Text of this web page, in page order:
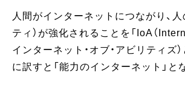
人間がインターネットにつながり、人
ティ）が強化されることを「IoA（
インターネット・オブ・アビリティズ
に訳すと「能力のインターネット」と